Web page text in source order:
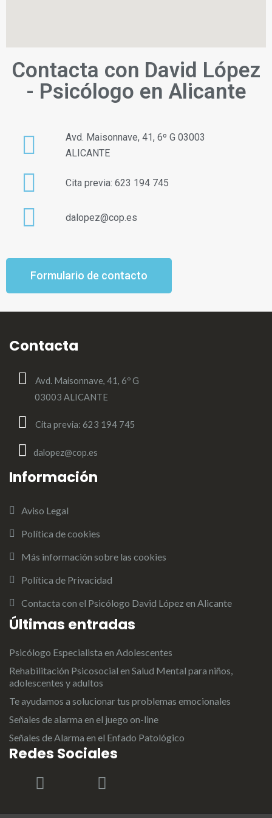
Contacta con David López
- Psicólogo en Alicante
Avd. Maisonnave, 41, 6º G 03003
ALICANTE
Cita previa: 623 194 745
dalopez@cop.es
Formulario de contacto
Contacta
Avd. Maisonnave, 41, 6º G
03003 ALICANTE
Cita previa: 623 194 745
dalopez@cop.es
Información
Aviso Legal
Política de cookies
Más información sobre las cookies
Política de Privacidad
Contacta con el Psicólogo David López en Alicante
Últimas entradas
Psicólogo Especialista en Adolescentes
Rehabilitación Psicosocial en Salud Mental para niños,
adolescentes y adultos
Te ayudamos a solucionar tus problemas emocionales
Señales de alarma en el juego on-line
Señales de Alarma en el Enfado Patológico
Redes Sociales